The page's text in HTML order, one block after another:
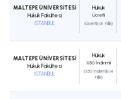
MALTEPE ÜNİVERSİTESİ
Hukuk Fakültesi
İSTANBUL
Hukuk
Ücretli
(Ücretli) (4 Yıllık)
MALTEPE ÜNİVERSİTESİ
Hukuk Fakültesi
İSTANBUL
Hukuk
%50 İndirimli
(%50 İndirimli) (4
Yıllık)